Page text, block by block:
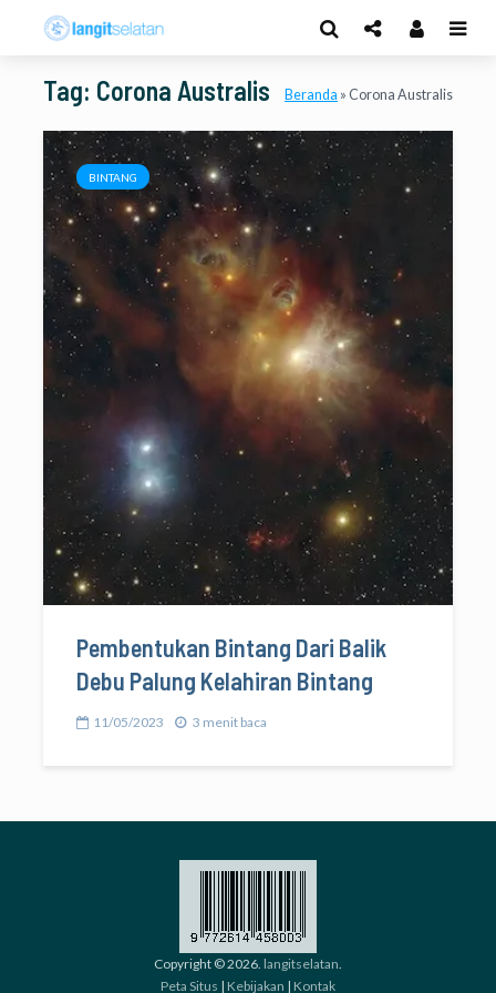
Tag: Corona Australis Beranda » Corona Australis
BINTANG
Pembentukan Bintang Dari Balik
Debu Palung Kelahiran Bintang
11/05/2023 3 menit baca
Copyright © 2026. langitselatan.
Peta Situs | Kebijakan | Kontak